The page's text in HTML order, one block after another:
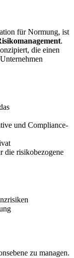
für Normung, ist
.
die einen
und Compliance-
die risikobezogene
zu managen.